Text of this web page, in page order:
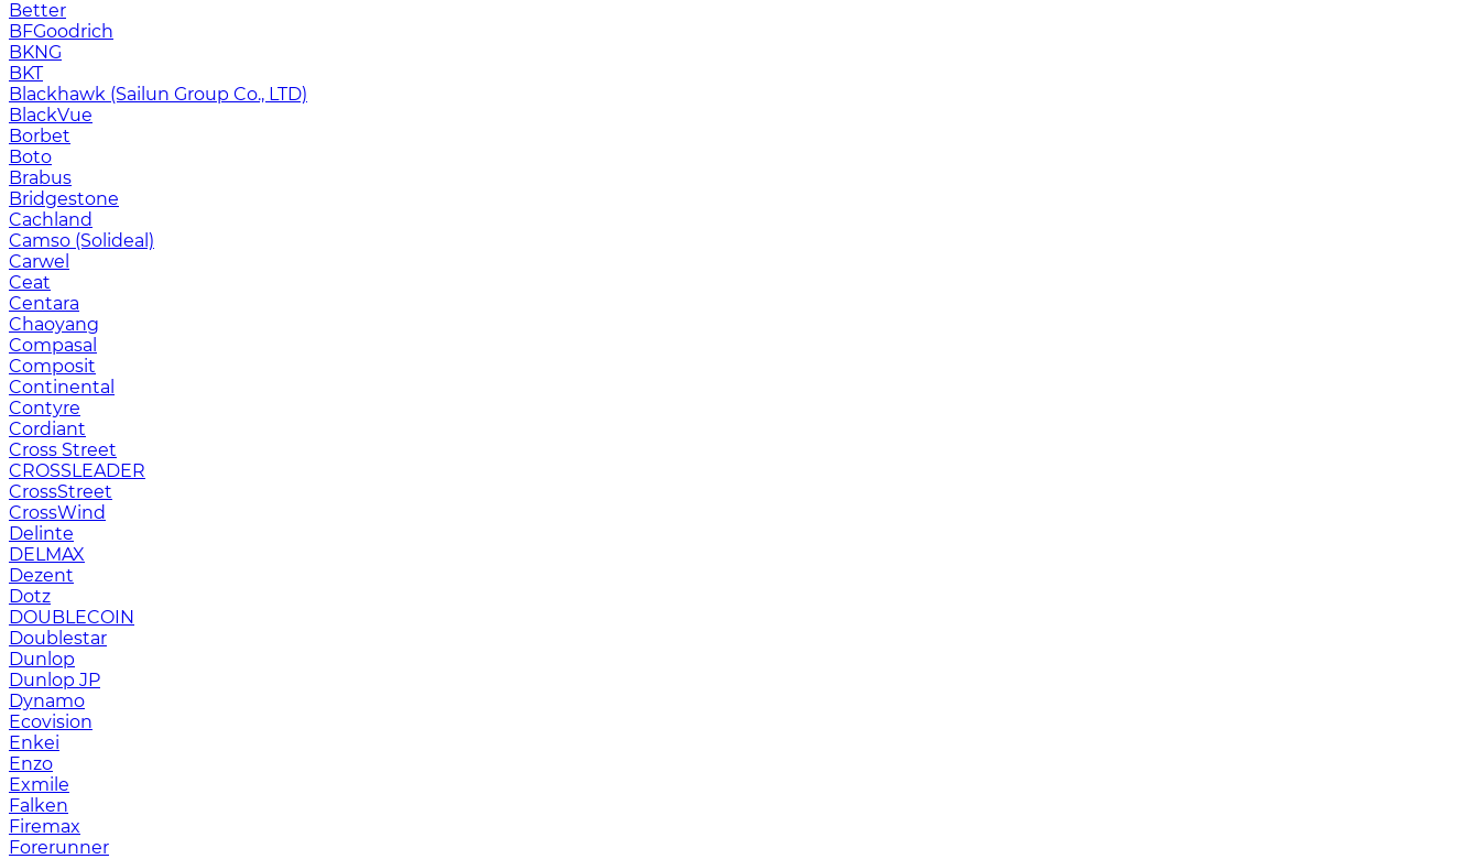
Better
BFGoodrich
BKNG
BKT
Blackhawk (Sailun Group Co., LTD)
BlackVue
Borbet
Boto
Brabus
Bridgestone
Cachland
Camso (Solideal)
Carwel
Ceat
Centara
Chaoyang
Compasal
Composit
Continental
Contyre
Cordiant
Cross Street
CROSSLEADER
CrossStreet
CrossWind
Delinte
DELMAX
Dezent
Dotz
DOUBLECOIN
Doublestar
Dunlop
Dunlop JP
Dynamo
Ecovision
Enkei
Enzo
Exmile
Falken
Firemax
Forerunner